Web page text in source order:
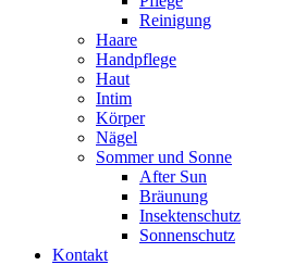
Reinigung
Haare
Handpflege
Haut
Intim
Körper
Nägel
Sommer und Sonne
After Sun
Bräunung
Insektenschutz
Sonnenschutz
Kontakt